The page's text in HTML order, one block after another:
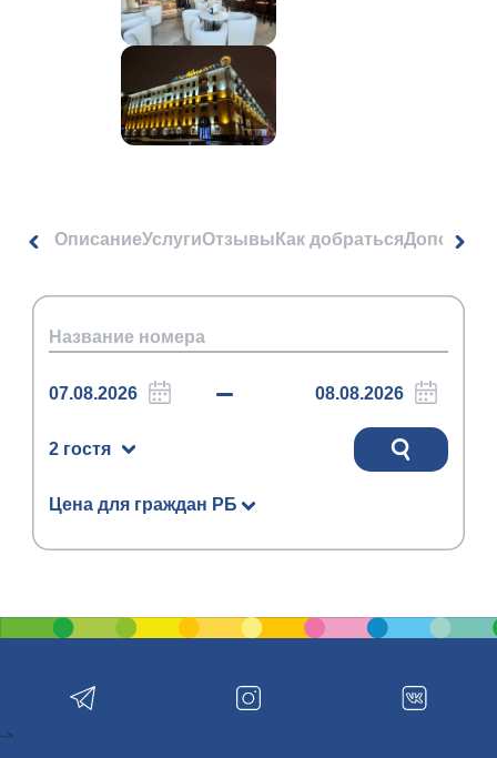
ОписаниеУслугиОтзывы Как добраться
2 гостя
Цена для граждан РБ
-->